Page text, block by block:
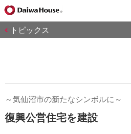
トピックス
～気仙沼市の新たなシンボルに～
復興公営住宅を建設